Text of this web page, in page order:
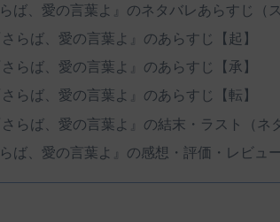
ば、愛の言葉よ』のネタバレあらすじ（
らば、愛の言葉よ』のあらすじ【起】
らば、愛の言葉よ』のあらすじ【承】
らば、愛の言葉よ』のあらすじ【転】
らば、愛の言葉よ』の結末・ラスト（ネ
ば、愛の言葉よ』の感想・評価・レビュー